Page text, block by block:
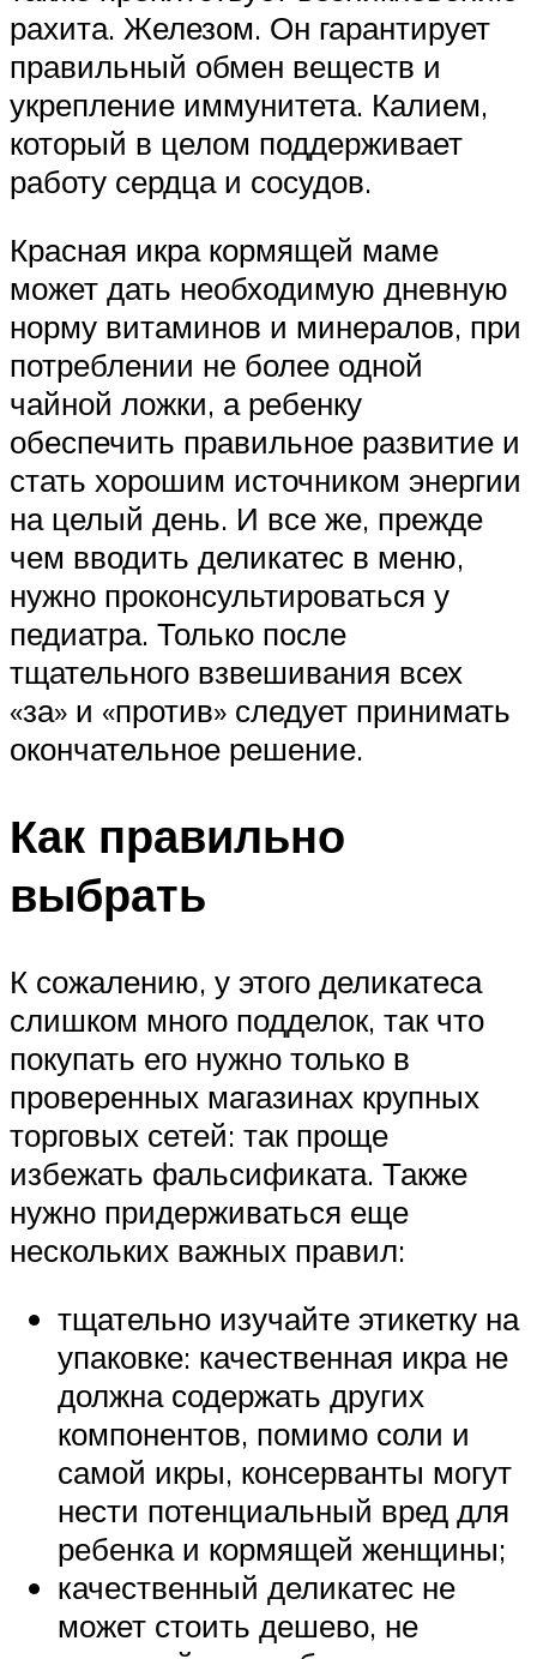
рахита. Железом. Он гарантирует
правильный обмен веществ и
укрепление иммунитета. Калием,
который в целом поддерживает
работу сердца и сосудов.
Красная икра кормящей маме
может дать необходимую дневную
норму витаминов и минералов, при
потреблении не более одной
чайной ложки, а ребенку
обеспечить правильное развитие и
стать хорошим источником энергии
на целый день. И все же, прежде
чем вводить деликатес в меню,
нужно проконсультироваться у
педиатра. Только после
тщательного взвешивания всех
«за» и «против» следует принимать
окончательное решение.
Как правильно
выбрать
К сожалению, у этого деликатеса
слишком много подделок, так что
покупать его нужно только в
проверенных магазинах крупных
торговых сетей: так проще
избежать фальсификата. Также
нужно придерживаться еще
нескольких важных правил:
тщательно изучайте этикетку на
упаковке: качественная икра не
должна содержать других
компонентов, помимо соли и
самой икры, консерванты могут
нести потенциальный вред для
ребенка и кормящей женщины;
качественный деликатес не
может стоить дешево, не